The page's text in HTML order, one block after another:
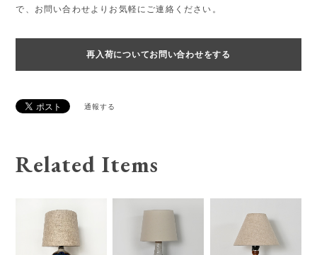
で、お問い合わせよりお気軽にご連絡ください。
再入荷についてお問い合わせをする
通報する
Related Items